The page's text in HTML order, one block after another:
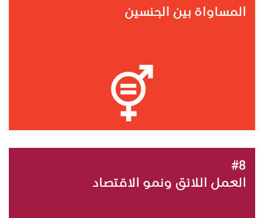
المساواة بين الجنسين
#8
العمل اللائق ونمو الاقتصاد